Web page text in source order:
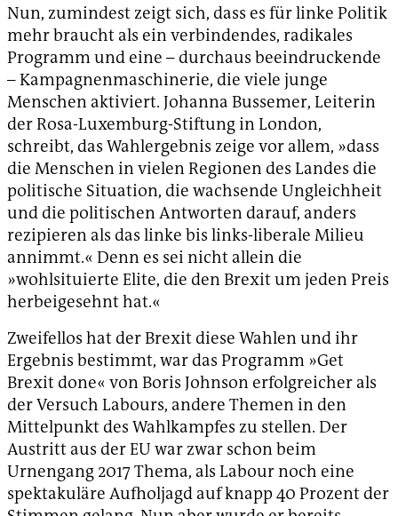
Nun, zumindest zeigt sich, dass es für linke Politik
mehr braucht als ein verbindendes, radikales
Programm und eine – durchaus beeindruckende
– Kampagnenmaschinerie, die viele junge
Menschen aktiviert. Johanna Bussemer, Leiterin
der Rosa-Luxemburg-Stiftung in London,
schreibt, das Wahlergebnis zeige vor allem, »dass
die Menschen in vielen Regionen des Landes die
politische Situation, die wachsende Ungleichheit
und die politischen Antworten darauf, anders
rezipieren als das linke bis links-liberale Milieu
annimmt.« Denn es sei nicht allein die
»wohlsituierte Elite, die den Brexit um jeden Preis
herbeigesehnt hat.«
Zweifellos hat der Brexit diese Wahlen und ihr
Ergebnis bestimmt, war das Programm »Get
Brexit done« von Boris Johnson erfolgreicher als
der Versuch Labours, andere Themen in den
Mittelpunkt des Wahlkampfes zu stellen. Der
Austritt aus der EU war zwar schon beim
Urnengang 2017 Thema, als Labour noch eine
spektakuläre Aufholjagd auf knapp 40 Prozent der